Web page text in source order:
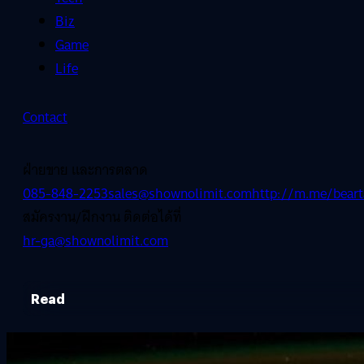
Biz
Game
Life
Contact
ฝ่ายขาย และการตลาด
085-848-2253sales@shownolimit.comhttp://m.me/
สมัครงาน/ฝึกงาน ติดต่อได้ที่
hr-ga@shownolimit.com
Read